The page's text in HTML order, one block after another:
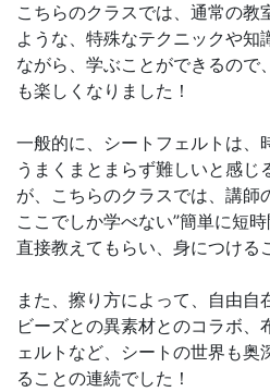
こちらのクラスでは、通常の教
ような、特殊なテクニックや知
ながら、学ぶことができるので
も楽しくなりました！
一般的に、シートフェルトは、
うまくまとまらず難しいと感じ
が、こちらのクラスでは、講師
ここでしか学べない”簡単に短
直接教えてもらい、身につける
また、擦り方によって、自由
ビーズとの異素材とのコラボ、
ェルトなど、シートの世界も奥
ることの連続でした！